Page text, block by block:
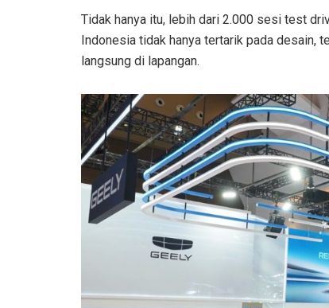
Tidak hanya itu, lebih dari 2.000 sesi test
Indonesia tidak hanya tertarik pada desain,
langsung di lapangan.